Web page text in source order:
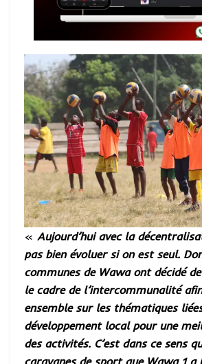
« Aujourd’hui avec la
pas bien évoluer si on est seul.
communes de Wawa ont décidé
le cadre de l’intercommunalité
ensemble sur les thématiques
développement local pour une
des activités. C’est dans ce sens
caravanes de sport que Wawa 1 a